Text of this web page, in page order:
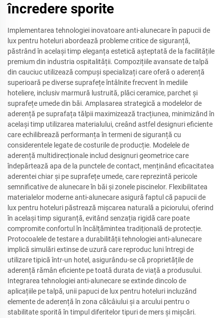
încredere sporite
Implementarea tehnologiei inovatoare anti-alunecare în papucii de
lux pentru hoteluri abordează probleme critice de siguranță,
păstrând în același timp eleganța estetică așteptată de la facilitățile
premium din industria ospitalității. Compozițiile avansate de talpă
din cauciuc utilizează compuși specializați care oferă o aderență
superioară pe diverse suprafețe întâlnite frecvent în mediile
hoteliere, inclusiv marmură lustruită, plăci ceramice, parchet și
suprafețe umede din băi. Amplasarea strategică a modelelor de
aderență pe suprafața tălpii maximizează tracțiunea, minimizând în
același timp utilizarea materialului, creând astfel designuri eficiente
care echilibrează performanța în termeni de siguranță cu
considerentele legate de costurile de producție. Modelele de
aderență multidirecționale includ designuri geometrice care
îndepărtează apa de la punctele de contact, menținând eficacitatea
aderentei chiar și pe suprafețe umede, care reprezintă pericole
semnificative de alunecare în băi și zonele piscinelor. Flexibilitatea
materialelor moderne anti-alunecare asigură faptul că papucii de
lux pentru hoteluri păstrează mișcarea naturală a piciorului, oferind
în același timp siguranță, evitând senzația rigidă care poate
compromite confortul în încălțămintea tradițională de protecție.
Protocoalele de testare a durabilității tehnologiei anti-alunecare
implică simulări extinse de uzură care reproduc luni întregi de
utilizare tipică într-un hotel, asigurându-se că proprietățile de
aderență rămân eficiente pe toată durata de viață a produsului.
Integrarea tehnologiei anti-alunecare se extinde dincolo de
aplicațiile pe talpă, unii papuci de lux pentru hoteluri incluzând
elemente de aderență în zona călcâiului și a arcului pentru o
stabilitate sporită în timpul diferitelor tipuri de mers și mișcări.